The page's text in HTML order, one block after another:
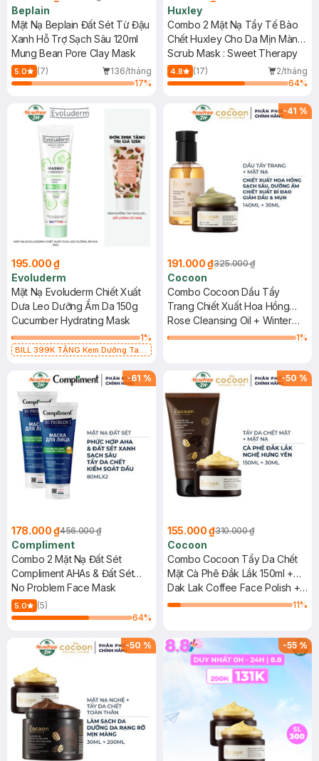
Beplain
Mặt Nạ Beplain Đất Sét Từ Đậu
Xanh Hỗ Trợ Sạch Sâu 120ml
Mung Bean Pore Clay Mask
5.0 (7)
136/tháng
17%
Huxley
Combo 2 Mặt Nạ Tẩy Tế Bào
Chết Huxley Cho Da Mịn Màng
Sạch Sâu 30g
Scrub Mask : Sweet Therapy
4.8 (17)
2/tháng
64%
195.000 ₫
Evoluderm
Mặt Nạ Evoluderm Chiết Xuất
Dưa Leo Dưỡng Ẩm Da 150g
Cucumber Hydrating Mask
1%
BILL 399K TẶNG Kem Dưỡng Tay
125K (SL có hạn)
-41 %
191.000 ₫325.000 ₫
Cocoon
Combo Cocoon Dầu Tẩy
Trang Chiết Xuất Hoa Hồng
140ml + Mặt Nạ Bí Đao Giảm
Dầu & Mụn 30ml
Rose Cleansing Oil + Winter
Melon Face Mask
1%
-61 %
178.000 ₫456.000 ₫
Compliment
Combo 2 Mặt Nạ Đất Sét
Compliment AHAs & Đất Sét
Xanh Sạch Sâu 80ml
No Problem Face Mask
5.0
(5)
64%
-50 %
155.000 ₫310.000 ₫
Cocoon
Combo Cocoon Tẩy Da Chết
Mặt Cà Phê Đắk Lắk 150ml +
Mặt Nạ Nghệ Hưng Yên 30ml
Dak Lak Coffee Face Polish +
Hung Yen Turmeric Face Mask
11%
-50 % -55%